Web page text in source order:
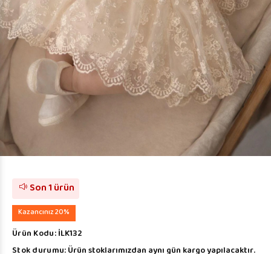
Son 1 ürün
Kazancınız 20%
Ürün Kodu:İLK132
Stok durumu:Ürün stoklarımızdan aynı gün kargo yapılacaktır.